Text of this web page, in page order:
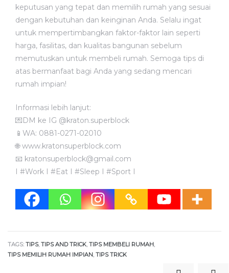
keputusan yang tepat dan memilih rumah yang sesuai
dengan kebutuhan dan keinginan Anda. Selalu ingat
untuk mempertimbangkan faktor-faktor lain seperti
harga, fasilitas, dan kualitas bangunan sebelum
memutuskan untuk membeli rumah. Semoga tips di
atas bermanfaat bagi Anda yang sedang mencari
rumah impian!
Informasi lebih lanjut:
💌DM ke IG @kraton.superblock
📱WA: 0881-0271-02010
🌐 www.kratonsuperblock.com
📧 kratonsuperblock@gmail.com
I #Work I #Eat I #Sleep I #Sport I
TAGS: TIPS, TIPS AND TRICK, TIPS MEMBELI RUMAH,
TIPS MEMILIH RUMAH IMPIAN, TIPS TRICK